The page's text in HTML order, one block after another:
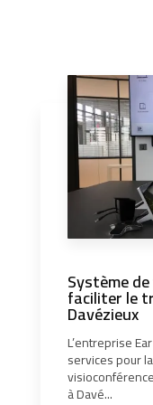
Système
faciliter le
Davézieux
L’entreprise
services pour
à Davé...